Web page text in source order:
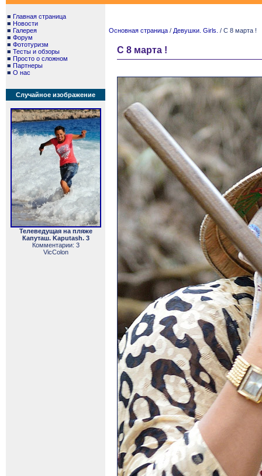
■ Главная страница
■ Новости
■ Галерея
■ Форум
■ Фототуризм
■ Тесты и обзоры
■ Просто о сложном
■ Партнеры
■ О нас
Случайное изображение
Телеведущая на пляже
Капуташ. Kaputash. 3
Комментарии: 3
VicColon
Основная страница / Девушки. Girls. / С 8 марта !
С 8 марта !